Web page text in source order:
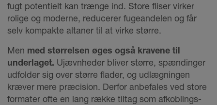
fugt potentielt kan trænge ind. Store fliser virker
rolige og moderne, reducerer fugeandelen og får
selv kompakte altaner til at virke større.
Men med størrelsen øges også kravene til
underlaget. Ujævnheder bliver større, spændinger
udfolder sig over større flader, og udlægningen
kræver mere præcision. Derfor anbefales ved store
formater ofte en lang række tiltag som afkoblings-